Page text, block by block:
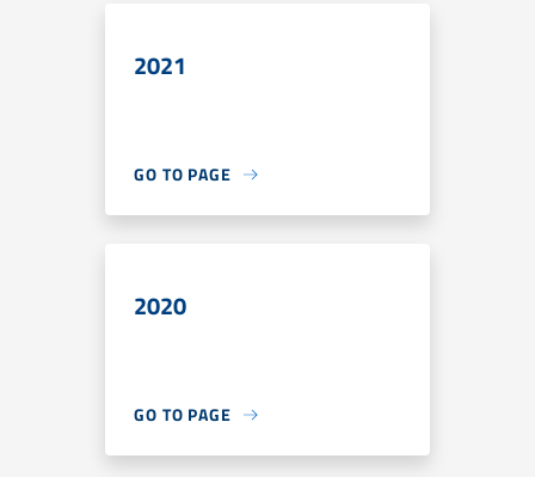
2021
GO TO PAGE
2020
GO TO PAGE